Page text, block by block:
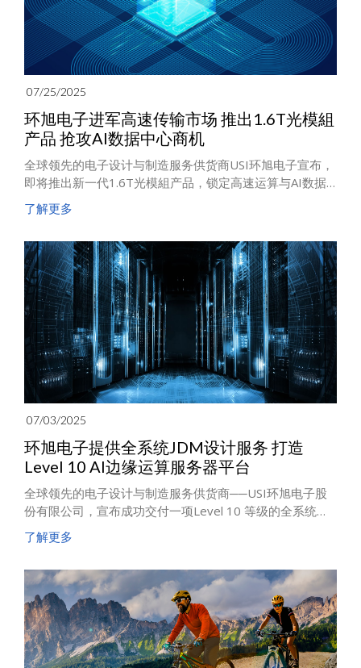
07/25/2025
环旭电子进军高速传输市场 推出1.6T光模組
产品 抢攻AI数据中心商机
全球领先的电子设计与制造服务供货商USI环旭电子宣布，
即将推出新一代1.6T光模組产品，锁定高速运算与AI数据
中心应用，协助客户提升数据中心网络拓扑效能，应对AI
模型规模扩展所带来的庞大数据传输需求。
了解更多
07/03/2025
环旭电子提供全系统JDM设计服务 打造
Level 10 AI边缘运算服务器平台
全球领先的电子设计与制造服务供货商──USI环旭电子股
份有限公司，宣布成功交付一项Level 10 等级的全系统联
合设计制造（JDM）项目，协助国际客户开发一款轻量化
AI 边缘运算服务器平台，广泛应用于医疗、零售与工业场
了解更多